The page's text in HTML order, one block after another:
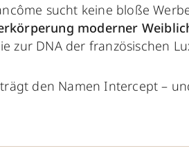
sucht keine bloße
moderner
zur DNA der französischen
den Namen Intercept –